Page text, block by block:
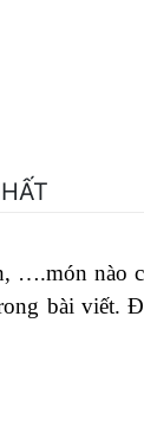
….món nào
bài viết.